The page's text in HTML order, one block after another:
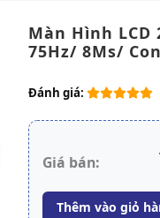
Màn Hình LCD
75Hz/ 8Ms/
Đánh giá:
Giá bán:
Thêm vào giỏ